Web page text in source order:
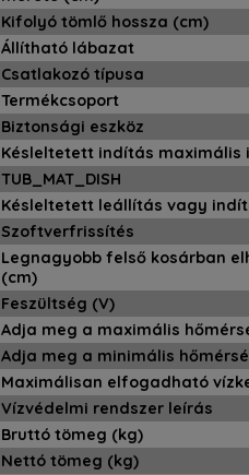
Kifolyó tömlő hossza (cm)
Állítható lábazat
Csatlakozó típusa
Termékcsoport
Biztonsági eszköz
Késleltetett indítás maximális
TUB_MAT_DISH
Késleltetett leállítás vagy
Szoftverfrissítés
Legnagyobb felső kosárban
(cm)
Feszültség (V)
Adja meg a maximális
Adja meg a minimális
Maximálisan elfogadható
Vízvédelmi rendszer leírás
Bruttó tömeg (kg)
Nettó tömeg (kg)